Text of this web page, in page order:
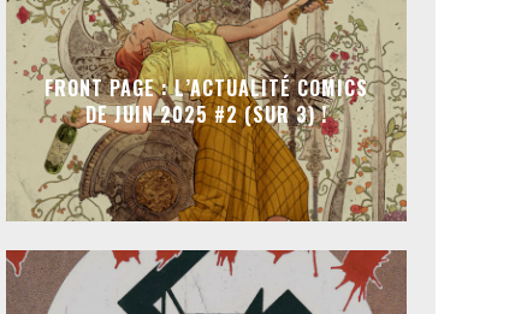
FRONT PAGE : L’ACTUALITÉ COMICS
DE JUIN 2025 #2 (SUR 3) !